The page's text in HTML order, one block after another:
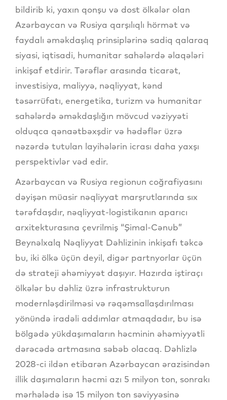
bildirib ki, yaxın qonşu və dost ölkələr olan
Azərbaycan və Rusiya qarşılıqlı hörmət və
faydalı əməkdaşlıq prinsiplərinə sadiq qalaraq
siyasi, iqtisadi, humanitar sahələrdə əlaqələri
inkişaf etdirir. Tərəflər arasında ticarət,
investisiya, maliyyə, nəqliyyat, kənd
təsərrüfatı, energetika, turizm və humanitar
sahələrdə əməkdaşlığın mövcud vəziyyəti
olduqca qənaətbəxşdir və hədəflər üzrə
nəzərdə tutulan layihələrin icrası daha yaxşı
perspektivlər vəd edir.
Azərbaycan və Rusiya regionun coğrafiyasını
dəyişən müasir nəqliyyat marşrutlarında sıx
tərəfdaşdır, nəqliyyat-logistikanın aparıcı
arxitekturasına çevrilmiş “Şimal-Cənub”
Beynəlxalq Nəqliyyat Dəhlizinin inkişafı təkcə
bu, iki ölkə üçün deyil, digər partnyorlar üçün
də strateji əhəmiyyət daşıyır. Hazırda iştiraçı
ölkələr bu dəhliz üzrə infrastrukturun
modernləşdirilməsi və rəqəmsallaşdırılması
yönündə iradəli addımlar atmaqdadır, bu isə
bölgədə yükdaşımaların həcminin əhəmiyyətli
dərəcədə artmasına səbəb olacaq. Dəhlizlə
2028-ci ildən etibarən Azərbaycan ərazisindən
illik daşımaların həcmi azı 5 milyon ton, sonrakı
mərhələdə isə 15 milyon ton səviyyəsinə